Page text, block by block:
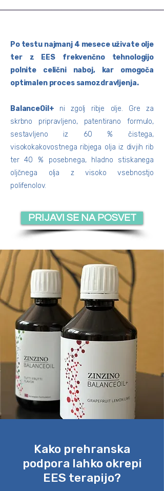
Po testu najmanj 4 mesece uživate olje
ter z EES frekvenčno tehnologijo
polnite celični naboj, kar omogoča
optimalen proces samozdravljenja.
BalanceOil+ ni zgolj ribje olje. Gre za
skrbno pripravljeno, patentirano formulo,
sestavljeno iz 60 % čistega,
visokokakovostnega ribjega olja iz divjih rib
ter 40 % posebnega, hladno stiskanega
oljčnega olja z visoko vsebnostjo
polifenolov.
PRIJAVI SE NA POSVET
Kako prehranska
podpora lahko okrepi
EES terapijo?